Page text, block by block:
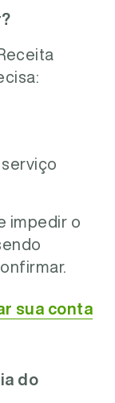
impedir o
sua conta
do